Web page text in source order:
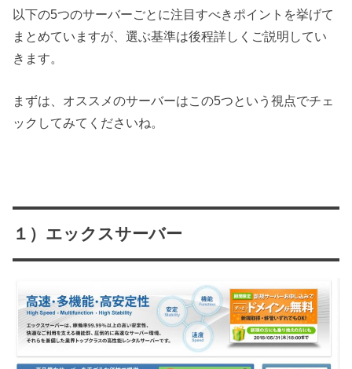
以下の5つのサーバーごとに注目すべきポイントを挙げて
まとめていますが、選ぶ基準は後程詳しくご説明してい
きます。
まずは、オススメのサーバーはこの5つという視点でチェ
ックしてみてくださいね。
１）エックスサーバー